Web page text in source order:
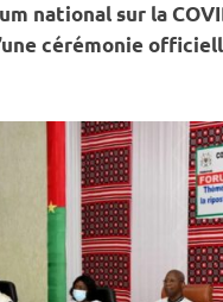
national sur la
cérémonie